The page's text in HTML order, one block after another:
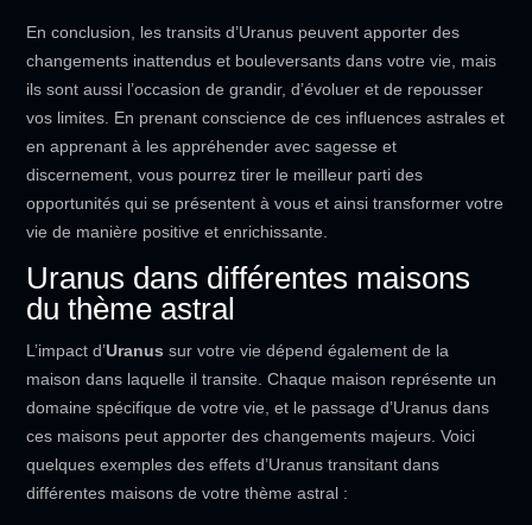
En conclusion, les transits d’Uranus peuvent apporter des
changements inattendus et bouleversants dans votre vie, mais
ils sont aussi l’occasion de grandir, d’évoluer et de repousser
vos limites. En prenant conscience de ces influences astrales et
en apprenant à les appréhender avec sagesse et
discernement, vous pourrez tirer le meilleur parti des
opportunités qui se présentent à vous et ainsi transformer votre
vie de manière positive et enrichissante.
Uranus dans différentes maisons
du thème astral
L’impact d’Uranus sur votre vie dépend également de la
maison dans laquelle il transite. Chaque maison représente un
domaine spécifique de votre vie, et le passage d’Uranus dans
ces maisons peut apporter des changements majeurs. Voici
quelques exemples des effets d’Uranus transitant dans
différentes maisons de votre thème astral :